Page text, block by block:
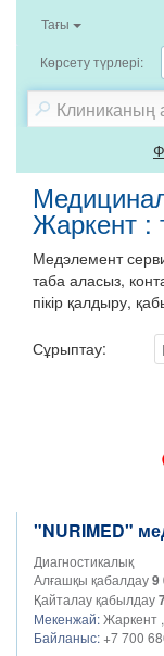
Тағы
Көрсету түрлері:
Жаркент :
Медэлемент
таба аласыз,
пікір қалдыру,
Сұрыптау:
"NURIMED"
Диагностикалық
Алғашқы қабалдау9
Қайталау қабылдау
Мекенжай:Жаркент
Байланыс: +7 700